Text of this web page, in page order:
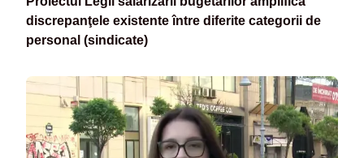
discrepanţele existente între diferite categorii de
personal (sindicate)